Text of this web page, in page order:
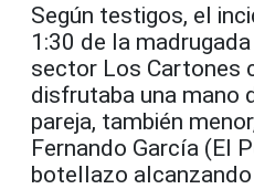
Según testigos, el
1:30 de la
sector Los Cartones
disfrutaba una mano
pareja, también
Fernando García (El
botellazo alcanzando